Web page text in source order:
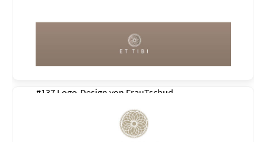
#137 Logo-Design von FrauTschud